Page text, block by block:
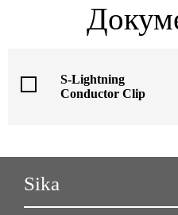
S-Lightning
Conductor Clip
Sika